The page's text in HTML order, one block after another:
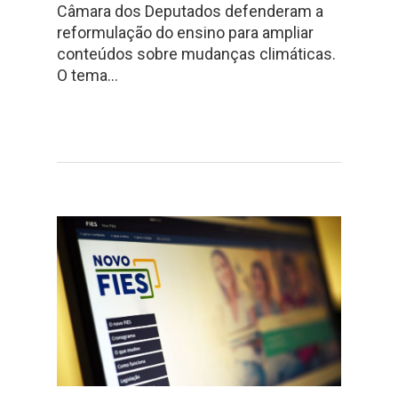
Câmara dos Deputados defenderam a
reformulação do ensino para ampliar
conteúdos sobre mudanças climáticas.
O tema…